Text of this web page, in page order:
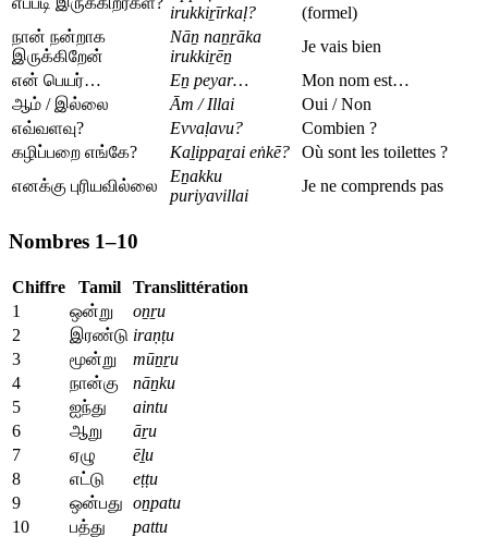
irukkiṟīrkaḷ?
(formel)
நான் நன்றாக
இருக்கிறேன்
Nāṉ naṉṟāka
irukkiṟēṉ
Je vais bien
என் பெயர்…
Eṉ peyar…
Mon nom est…
ஆம் / இல்லை
Ām / Illai
Oui / Non
எவ்வளவு?
Evvaḷavu?
Combien ?
கழிப்பறை எங்கே?
Kaḻippaṟai eṅkē?
Où sont les toilettes ?
எனக்கு புரியவில்லை
Eṉakku
puriyavillai
Je ne comprends pas
Nombres 1–10
Chiffre Tamil
Translittération
1
ஒன்று
oṉṟu
2
இரண்டு iraṇṭu
3
மூன்று
mūṉṟu
4
நான்கு
nāṉku
5
ஐந்து
aintu
6
ஆறு
āṟu
7
ஏழு
ēḻu
8
எட்டு
eṭṭu
9
ஒன்பது oṉpatu
10
பத்து pattu